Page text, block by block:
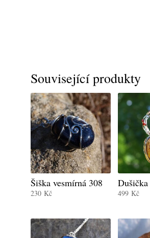
Související produkty
Šiška vesmírná 308
230 Kč 499 Kč